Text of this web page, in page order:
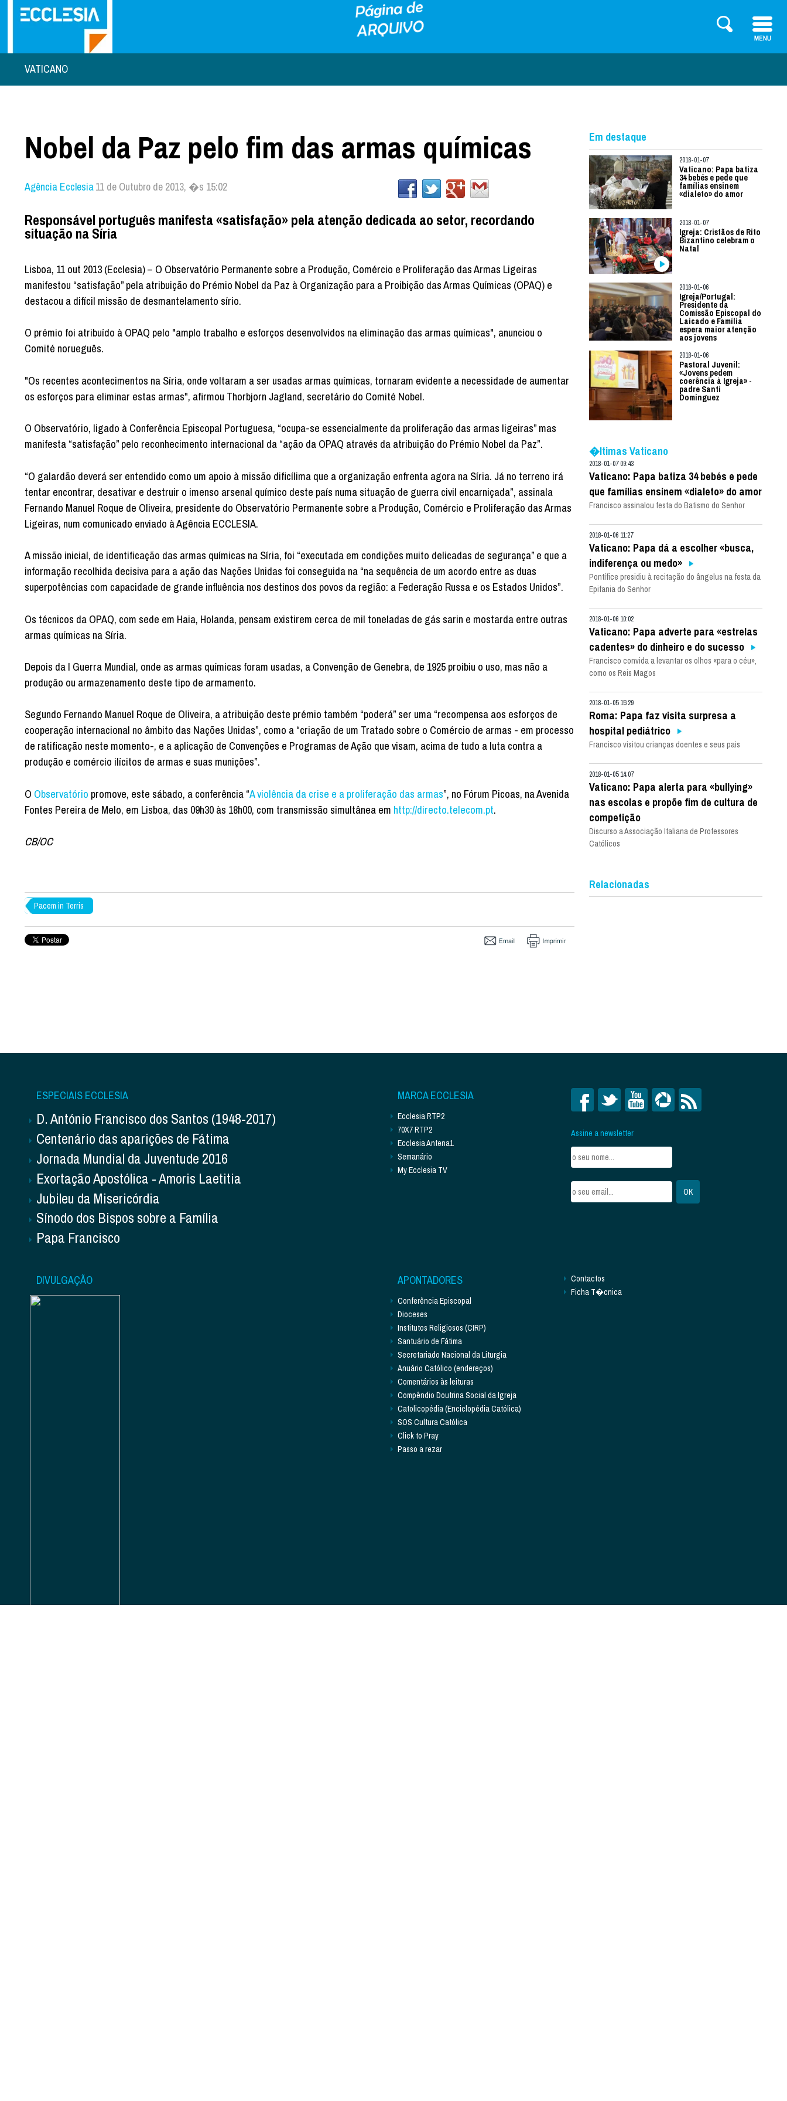
VATICANO
Nobel da Paz pelo fim das armas químicas
Agência Ecclesia11 de Outubro de 2013, �s 15:02
Responsável português manifesta «satisfação» pela atenção dedicada ao setor, recordando
situação na Síria
Lisboa, 11 out 2013 (Ecclesia) – O Observatório Permanente sobre a Produção, Comércio e Proliferação das Armas Ligeiras
manifestou “satisfação” pela atribuição do Prémio Nobel da Paz à Organização para a Proibição das Armas Químicas (OPAQ) e
destacou a difícil missão de desmantelamento sírio.
O prémio foi atribuído à OPAQ pelo "amplo trabalho e esforços desenvolvidos na eliminação das armas químicas", anunciou o
Comité norueguês.
"Os recentes acontecimentos na Síria, onde voltaram a ser usadas armas químicas, tornaram evidente a necessidade de aumentar
os esforços para eliminar estas armas", afirmou Thorbjorn Jagland, secretário do Comité Nobel.
O Observatório, ligado à Conferência Episcopal Portuguesa, “ocupa-se essencialmente da proliferação das armas ligeiras” mas
manifesta “satisfação” pelo reconhecimento internacional da “ação da OPAQ através da atribuição do Prémio Nobel da Paz”.
“O galardão deverá ser entendido como um apoio à missão dificílima que a organização enfrenta agora na Síria. Já no terreno irá
tentar encontrar, desativar e destruir o imenso arsenal químico deste país numa situação de guerra civil encarniçada”, assinala
Fernando Manuel Roque de Oliveira, presidente do Observatório Permanente sobre a Produção, Comércio e Proliferação das Armas
Ligeiras, num comunicado enviado à Agência ECCLESIA.
A missão inicial, de identificação das armas químicas na Síria, foi “executada em condições muito delicadas de segurança” e que a
informação recolhida decisiva para a ação das Nações Unidas foi conseguida na “na sequência de um acordo entre as duas
superpotências com capacidade de grande influência nos destinos dos povos da região: a Federação Russa e os Estados Unidos”.
Os técnicos da OPAQ, com sede em Haia, Holanda, pensam existirem cerca de mil toneladas de gás sarin e mostarda entre outras
armas químicas na Síria.
Depois da I Guerra Mundial, onde as armas químicas foram usadas, a Convenção de Genebra, de 1925 proibiu o uso, mas não a
produção ou armazenamento deste tipo de armamento.
Segundo Fernando Manuel Roque de Oliveira, a atribuição deste prémio também “poderá” ser uma “recompensa aos esforços de
cooperação internacional no âmbito das Nações Unidas”, como a “criação de um Tratado sobre o Comércio de armas - em processo
de ratificação neste momento-, e a aplicação de Convenções e Programas de Ação que visam, acima de tudo a luta contra a
produção e comércio ilícitos de armas e suas munições”.
O Observatório promove, este sábado, a conferência “A violência da crise e a proliferação das armas”, no Fórum Picoas, na Avenida
Fontes Pereira de Melo, em Lisboa, das 09h30 às 18h00, com transmissão simultânea em http://directo.telecom.pt.
CB/OC
Pacem in Terris
Em destaque
2018-01-07
Vaticano: Papa batiza
34 bebés e pede que
famílias ensinem
«dialeto» do amor
2018-01-07
Igreja: Cristãos de Rito
Bizantino celebram o
Natal
2018-01-06
Igreja/Portugal:
Presidente da
Comissão Episcopal do
Laicado e Família
espera maior atenção
aos jovens
2018-01-06
Pastoral Juvenil:
«Jovens pedem
coerência à Igreja» -
padre Santi
Dominguez
�ltimas Vaticano
2018-01-07 09:43
Vaticano: Papa batiza 34 bebés e pede
que famílias ensinem «dialeto» do amor
Francisco assinalou festa do Batismo do Senhor
2018-01-06 11:27
Vaticano: Papa dá a escolher «busca,
indiferença ou medo»
Pontífice presidiu à recitação do ângelus na festa da
Epifania do Senhor
2018-01-06 10:02
Vaticano: Papa adverte para «estrelas
cadentes» do dinheiro e do sucesso
Francisco convida a levantar os olhos «para o céu»,
como os Reis Magos
2018-01-05 15:29
Roma: Papa faz visita surpresa a
hospital pediátrico
Francisco visitou crianças doentes e seus pais
2018-01-05 14:07
Vaticano: Papa alerta para «bullying»
nas escolas e propõe fim de cultura de
competição
Discurso a Associação Italiana de Professores
Católicos
Relacionadas
ESPECIAIS ECCLESIA
D. António Francisco dos Santos (1948-2017)
Centenário das aparições de Fátima
Jornada Mundial da Juventude 2016
Exortação Apostólica - Amoris Laetitia
Jubileu da Misericórdia
Sínodo dos Bispos sobre a Família
Papa Francisco
MARCA ECCLESIA
Ecclesia RTP2
70X7 RTP2
Ecclesia Antena1
Semanário
My Ecclesia TV
Assine a newsletter
DIVULGAÇÃO APONTADORES
Conferência Episcopal
Dioceses
Institutos Religiosos (CIRP)
Santuário de Fátima
Secretariado Nacional da Liturgia
Anuário Católico (endereços)
Comentários às leituras
Compêndio Doutrina Social da Igreja
Catolicopédia (Enciclopédia Católica)
SOS Cultura Católica
Click to Pray
Passo a rezar
Contactos
Ficha T�cnica